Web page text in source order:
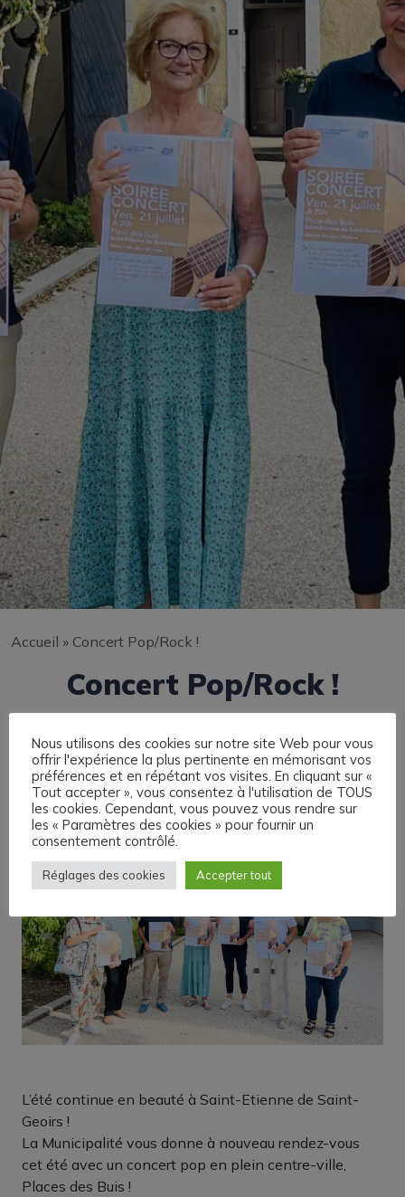
Accueil » Concert Pop/Rock !
Concert Pop/Rock !
L’été continue en beauté à Saint-Etienne de Saint-
Geoirs !
La Municipalité vous donne à nouveau rendez-vous
cet été avec un concert pop en plein centre-ville,
Places des Buis !
Nous utilisons des cookies sur notre site Web pour vous
offrir l'expérience la plus pertinente en mémorisant vos
préférences et en répétant vos visites. En cliquant sur «
Tout accepter », vous consentez à l'utilisation de TOUS
les cookies. Cependant, vous pouvez vous rendre sur
les « Paramètres des cookies » pour fournir un
consentement contrôlé.
Réglages des cookies Accepter tout